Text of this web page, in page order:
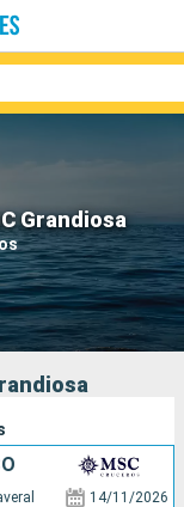
Grandiosa
Compañías
14/11/2026